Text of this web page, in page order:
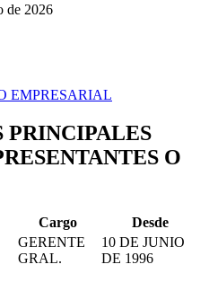
de 2026
EMPRESARIAL
PRINCIPALES
O
Cargo
Desde
GERENTE
GRAL.
10 DE JUNIO
DE 1996